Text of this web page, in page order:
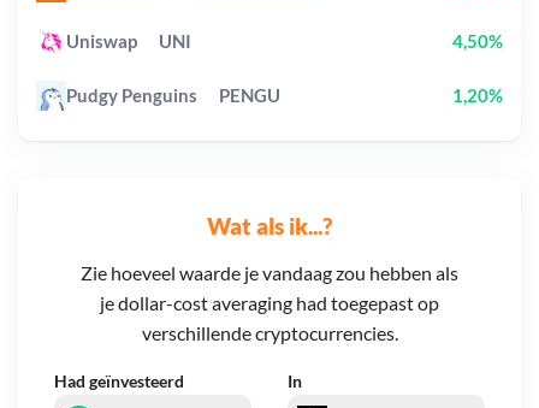
Wat als ik...?
Zie hoeveel waarde je vandaag zou hebben als
je dollar-cost averaging had toegepast op
verschillende cryptocurrencies.
Had geïnvesteerd In
Uniswap UNI 4,50%
Pudgy Penguins PENGU 1,20%